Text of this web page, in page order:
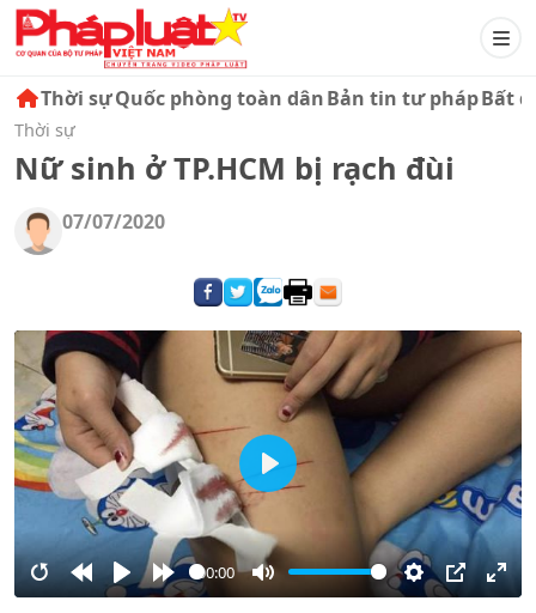
Thời sựQuốc phòng toàn dânBản tin tư phápBất
Thời sự
Nữ sinh ở TP.HCM bị rạch đùi
07/07/2020
RestartRewind
PlayForward
00:00
Mute Settings
PIP
Play